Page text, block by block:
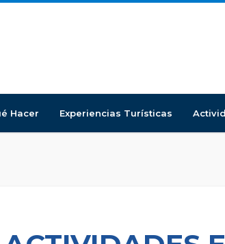
Hacer Experiencias Turísticas